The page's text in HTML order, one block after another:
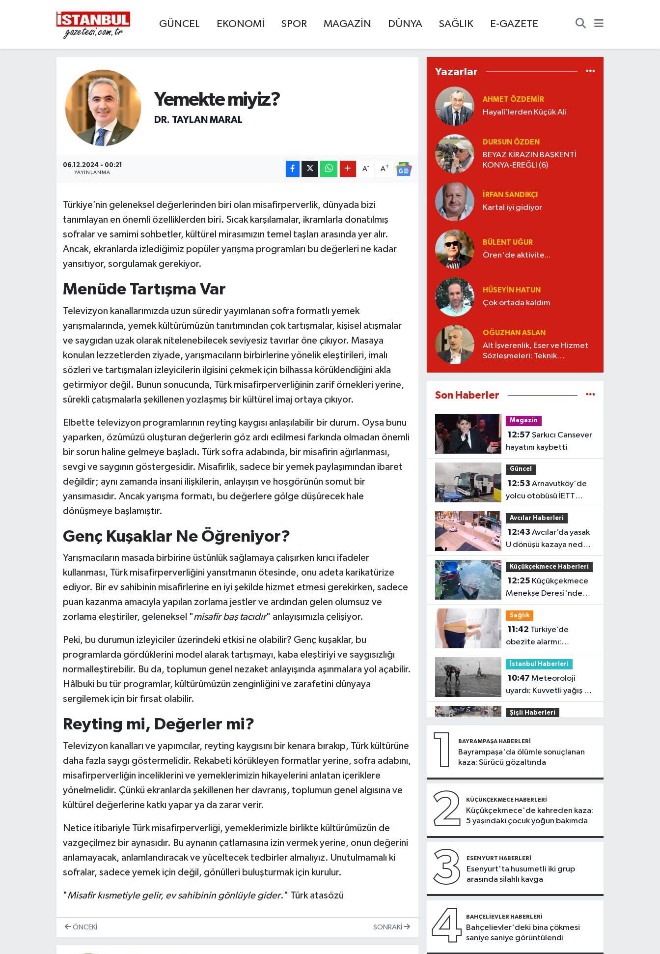
GÜNCEL EKONOMİ SPOR MAGAZİN DÜNYA SAĞLIK E-GAZETE
Yemekte miyiz?
DR. TAYLAN MARAL
06.12.2024 - 00:21
YAYINLANMA
A- A+
Türkiye’nin geleneksel değerlerinden biri olan misafirperverlik, dünyada bizi
tanımlayan en önemli özelliklerden biri. Sıcak karşılamalar, ikramlarla donatılmış
sofralar ve samimi sohbetler, kültürel mirasımızın temel taşları arasında yer alır.
Ancak, ekranlarda izlediğimiz popüler yarışma programları bu değerleri ne kadar
yansıtıyor, sorgulamak gerekiyor.
Menüde Tartışma Var
Televizyon kanallarımızda uzun süredir yayımlanan sofra formatlı yemek
yarışmalarında, yemek kültürümüzün tanıtımından çok tartışmalar, kişisel atışmalar
ve saygıdan uzak olarak nitelenebilecek seviyesiz tavırlar öne çıkıyor. Masaya
konulan lezzetlerden ziyade, yarışmacıların birbirlerine yönelik eleştirileri, imalı
sözleri ve tartışmaları izleyicilerin ilgisini çekmek için bilhassa körüklendiğini akla
getirmiyor değil. Bunun sonucunda, Türk misafirperverliğinin zarif örnekleri yerine,
sürekli çatışmalarla şekillenen yozlaşmış bir kültürel imaj ortaya çıkıyor.
Elbette televizyon programlarının reyting kaygısı anlaşılabilir bir durum. Oysa bunu
yaparken, özümüzü oluşturan değerlerin göz ardı edilmesi farkında olmadan önemli
bir sorun haline gelmeye başladı. Türk sofra adabında, bir misafirin ağırlanması,
sevgi ve saygının göstergesidir. Misafirlik, sadece bir yemek paylaşımından ibaret
değildir; aynı zamanda insani ilişkilerin, anlayışın ve hoşgörünün somut bir
yansımasıdır. Ancak yarışma formatı, bu değerlere gölge düşürecek hale
dönüşmeye başlamıştır.
Genç Kuşaklar Ne Öğreniyor?
Yarışmacıların masada birbirine üstünlük sağlamaya çalışırken kırıcı ifadeler
kullanması, Türk misafirperverliğini yansıtmanın ötesinde, onu adeta karikatürize
ediyor. Bir ev sahibinin misafirlerine en iyi şekilde hizmet etmesi gerekirken, sadece
puan kazanma amacıyla yapılan zorlama jestler ve ardından gelen olumsuz ve
zorlama eleştiriler, geleneksel "misafir baş tacıdır" anlayışımızla çelişiyor.
Peki, bu durumun izleyiciler üzerindeki etkisi ne olabilir? Genç kuşaklar, bu
programlarda gördüklerini model alarak tartışmayı, kaba eleştiriyi ve saygısızlığı
normalleştirebilir. Bu da, toplumun genel nezaket anlayışında aşınmalara yol açabilir.
Hâlbuki bu tür programlar, kültürümüzün zenginliğini ve zarafetini dünyaya
sergilemek için bir fırsat olabilir.
Reyting mi, Değerler mi?
Televizyon kanalları ve yapımcılar, reyting kaygısını bir kenara bırakıp, Türk kültürüne
daha fazla saygı göstermelidir. Rekabeti körükleyen formatlar yerine, sofra adabını,
misafirperverliğin inceliklerini ve yemeklerimizin hikayelerini anlatan içeriklere
yönelmelidir. Çünkü ekranlarda şekillenen her davranış, toplumun genel algısına ve
kültürel değerlerine katkı yapar ya da zarar verir.
Netice itibariyle Türk misafirperverliği, yemeklerimizle birlikte kültürümüzün de
vazgeçilmez bir aynasıdır. Bu aynanın çatlamasına izin vermek yerine, onun değerini
anlamayacak, anlamlandıracak ve yüceltecek tedbirler almalıyız. Unutulmamalı ki
sofralar, sadece yemek için değil, gönülleri buluşturmak için kurulur.
"Misafir kısmetiyle gelir, ev sahibinin gönlüyle gider." Türk atasözü
ÖNCEKI SONRAKI
Yazarlar
AHMET ÖZDEMIR
Hayalî’lerden Küçük Ali
DURSUN ÖZDEN
BEYAZ KİRAZIN BAŞKENTİ
KONYA-EREĞLİ (6)
İRFAN SANDIKÇI
Kartal iyi gidiyor
BÜLENT UĞUR
Ören'de aktivite...
HÜSEYIN HATUN
Çok ortada kaldım
OĞUZHAN ASLAN
Alt İşverenlik, Eser ve Hizmet
Sözleşmeleri: Teknik
Son Haberler
Magazin
12:57
hayatını kaybetti
Güncel
12:53
yolcu otobüsü İETT
otobüsüne çarptı
Avcılar Haberleri
12:43
U dönüşü kazaya neden
oldu
Küçükçekmece Haberleri
12:25
Menekşe Deresi'nde
batık tekneler
karabatakların yuvası
oldu
Sağlık
11:42
obezite alarmı:
Kadınlarda oran yüzde
40’larda
İstanbul Haberleri
10:47
uyardı: Kuvvetli yağış ve
fırtına geliyor
Şişli Haberleri
dolu anlar! Görme
engelli genç metro
raylarına düştü
İstanbul Haberleri
saniyeler içinde gitti
Güncel
09:56Sahte tebligat
tuzağı! e-Devlet
DÜNYA
09:42Joe Biden’ın
kanseri yayıldı: Oğlu
Hunter Biden’dan
1 BAYRAMPAŞA HABERLERI
Bayrampaşa'da ölümle sonuçlanan
kaza: Sürücü gözaltında
2 KÜÇÜKÇEKMECE HABERLERI
Küçükçekmece'de kahreden kaza:
5 yaşındaki çocuk yoğun bakımda
3 ESENYURT HABERLERI
Esenyurt'ta husumetli iki grup
arasında silahlı kavga
4 BAHÇELIEVLER HABERLERI
Bahçelievler'deki bina çökmesi
saniye saniye görüntülendi
MAGAZİN
BİLİM VE TEKNOLOJİ
OTOMOBİL
KURUMSAL
Nöbetçi Eczaneler
Trafik Durumu
Süper Lig Puan Durumu ve Fikstür
Tüm Manşetler
Son Dakika Haberleri